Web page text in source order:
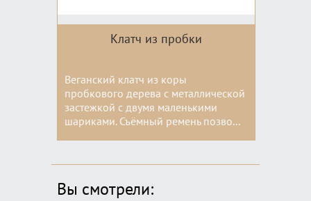
Клатч из пробки
Веганский клатч из коры
пробкового дерева с металлической
застежкой с двумя маленькими
шариками. Съёмный ремень позво...
Цвета:
Вы смотрели: